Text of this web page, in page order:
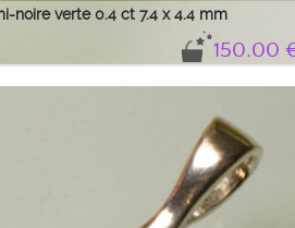
noire verte 0.4 ct 7.4 x 4.4 mm
150.00
mi-noire bleue avec des feux verts de 0.4
a été fabriquée au Royaume-Uni et le